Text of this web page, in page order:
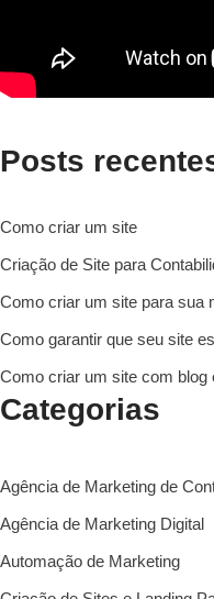
Posts
Como criar um site
Criação de Site para
Como criar um site para sua
Como garantir que seu site
Como criar um site com
Categorias
Agência de Marketing de
Agência de Marketing Digital
Automação de Marketing